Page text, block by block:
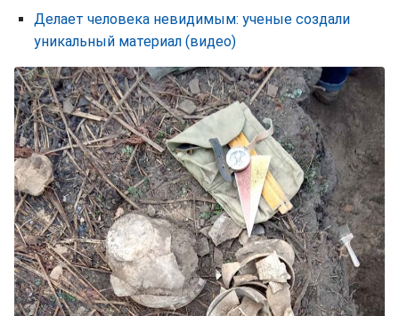
Делает человека невидимым: ученые создали
уникальный материал (видео)